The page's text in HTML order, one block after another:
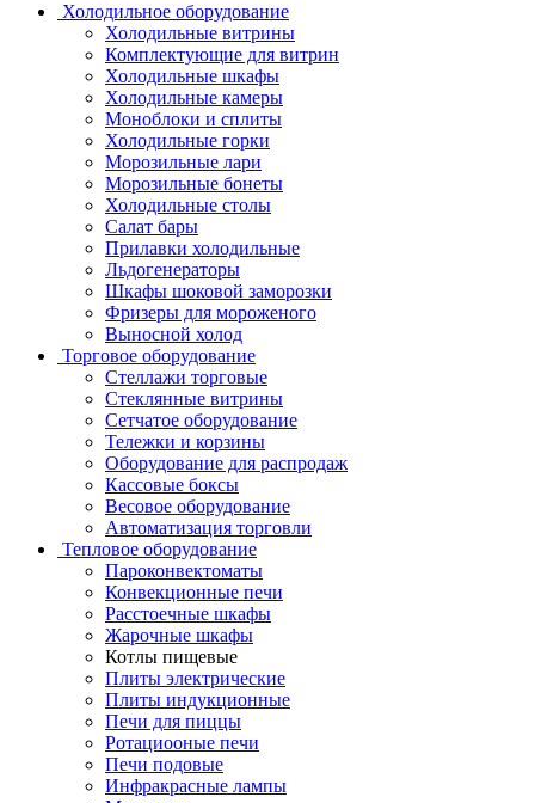
Холодильное оборудование
Холодильные витрины
Комплектующие для витрин
Холодильные шкафы
Холодильные камеры
Моноблоки и сплиты
Холодильные горки
Морозильные лари
Морозильные бонеты
Холодильные столы
Салат бары
Прилавки холодильные
Льдогенераторы
Шкафы шоковой заморозки
Фризеры для мороженого
Выносной холод
Торговое оборудование
Стеллажи торговые
Стеклянные витрины
Сетчатое оборудование
Тележки и корзины
Оборудование для распродаж
Кассовые боксы
Весовое оборудование
Автоматизация торговли
Тепловое оборудование
Пароконвектоматы
Конвекционные печи
Расстоечные шкафы
Жарочные шкафы
Котлы пищевые
Плиты электрические
Плиты индукционные
Печи для пиццы
Ротациооные печи
Печи подовые
Инфракрасные лампы